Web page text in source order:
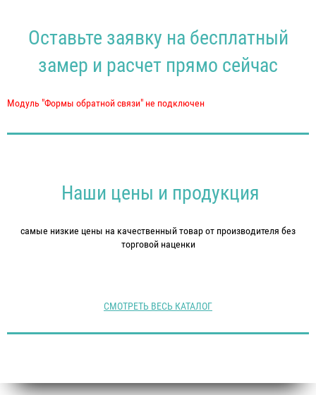
Оставьте заявку на бесплатный
замер и расчет прямо сейчас
Модуль "Формы обратной связи" не подключен
Наши цены и продукция
самые низкие цены на качественный товар от производителя без
торговой наценки
СМОТРЕТЬ ВЕСЬ КАТАЛОГ